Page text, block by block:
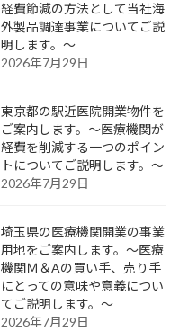
経費節減の方法として当社海
外製品調達事業についてご説
明します。～
2026年7月29日
東京都の駅近医院開業物件を
ご案内します。～医療機関が
経費を削減する一つのポイン
トについてご説明します。～
2026年7月29日
埼玉県の医療機関開業の事業
用地をご案内します。～医療
機関Ｍ＆Aの買い手、売り手
にとっての意味や意義につい
てご説明します。～
2026年7月29日